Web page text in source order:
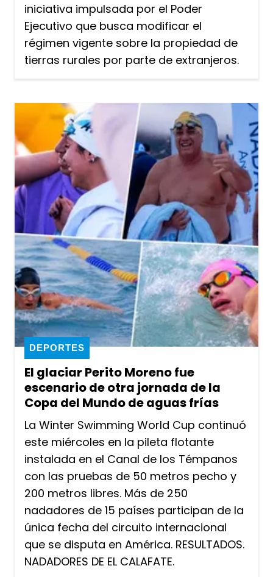
iniciativa impulsada por el Poder
Ejecutivo que busca modificar el
régimen vigente sobre la propiedad de
tierras rurales por parte de extranjeros.
El glaciar Perito Moreno fue
escenario de otra jornada de la
Copa del Mundo de aguas frías
DEPORTES
La Winter Swimming World Cup continuó
este miércoles en la pileta flotante
instalada en el Canal de los Témpanos
con las pruebas de 50 metros pecho y
200 metros libres. Más de 250
nadadores de 15 países participan de la
única fecha del circuito internacional
que se disputa en América. RESULTADOS.
NADADORES DE EL CALAFATE.